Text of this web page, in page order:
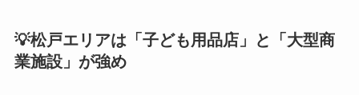
💡松戸エリアは「子ども用品店」と「大型商
業施設」が強め